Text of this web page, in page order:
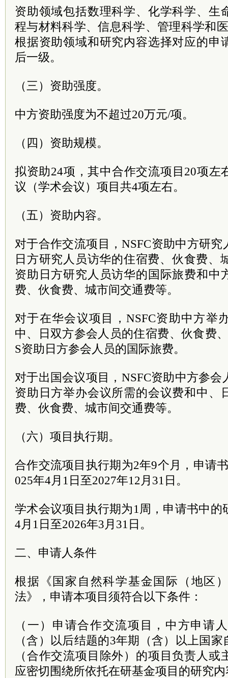
资助领域包括数理科学、化学科学、生
程与材料科学、信息科学、管理科学和
根据资助领域和研究内容选择对应的申
后一级。
（三）资助强度。
中方资助强度为不超过20万元/项。
（四）资助规模。
拟资助24项，其中合作交流项目20项左
议（学术会议）项目共4项左右。
（五）资助内容。
对于合作交流项目，NSFC资助中方研
日方研究人员访华的住宿费、伙食费、
资助日方研究人员访华的国际旅费和中
费、伙食费、城市间交通费等。
对于在华会议项目，NSFC资助中方举
中、日双方参会人员的住宿费、伙食费
S资助日方参会人员的国际旅费。
对于出国会议项目，NSFC资助中方参会
资助日方举办会议所需的会议费和中、
费、伙食费、城市间交通费等。
（六）项目执行期。
合作交流项目执行期为2年9个月，申请
025年4月1日至2027年12月31日。
学术会议项目执行期为1周，申请书中的
4月1日至2026年3月31日。
二、申请人条件
根据《国家自然科学基金国际（地区
法》，申请本项目须符合以下条件：
（一）申请合作交流项目，中方申请
（含）以后结题的3年期（含）以上国
（合作交流项目除外）的项目负责人
应密切围绕所依托在研基金项目的研究